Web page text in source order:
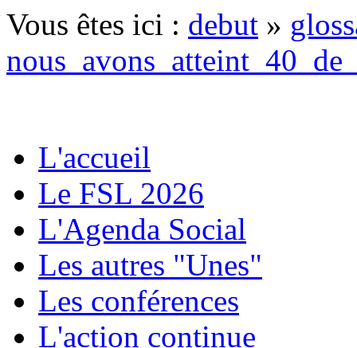
Vous êtes ici : debut »
L'accueil
Le FSL 2026
L'Agenda Social
Les autres "Unes"
Les conférences
L'action continue